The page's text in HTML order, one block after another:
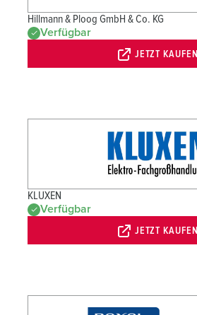
Hillmann & Ploog GmbH & Co. KG
Verfügbar
JETZT KAUFEN
KLUXEN
Verfügbar
JETZT KAUFEN